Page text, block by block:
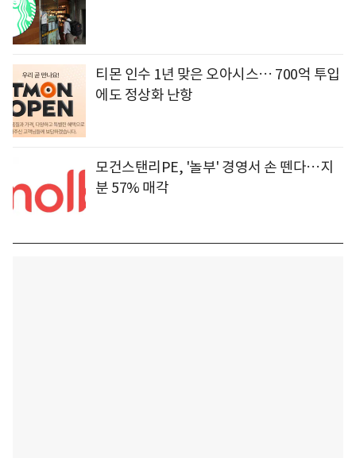
티몬 인수 1년 맞은 오아시스… 700억 투입
에도 정상화 난항
모건스탠리PE, '놀부' 경영서 손 뗀다…지
분 57% 매각